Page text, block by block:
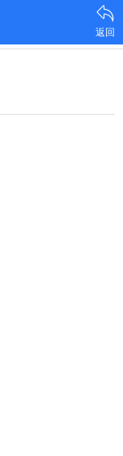
返回